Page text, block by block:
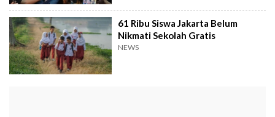
61 Ribu Siswa Jakarta Belum
Nikmati Sekolah Gratis
NEWS